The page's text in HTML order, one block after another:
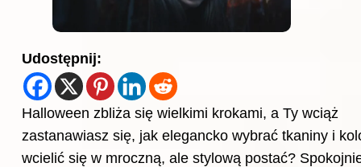
Udostępnij:
Halloween zbliża się wielkimi krokami, a Ty wciąż
zastanawiasz się, jak elegancko wybrać tkaniny i
wcielić się w mroczną, ale stylową postać?